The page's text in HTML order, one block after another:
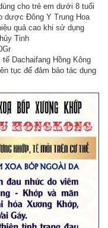
cho trẻ em dưới 8 tuổi
dược Đông Y Trung Hoa
quả cao khi sử dụng
Tinh
Dachaifang Hồng Kông
tục để đảm bảo tác dụng